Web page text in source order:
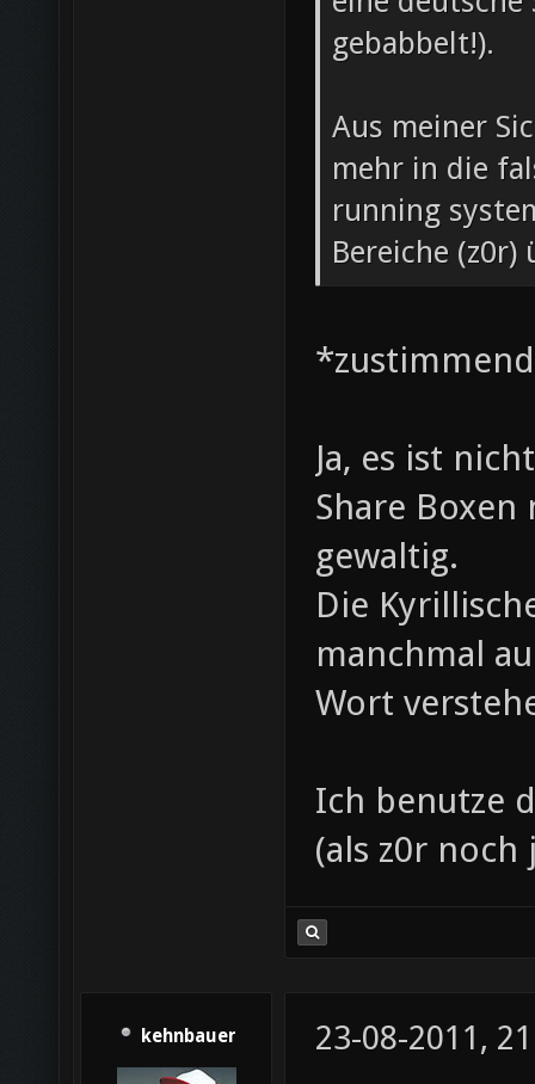
gebabbelt!).
Aus meiner
mehr in die
running
Bereiche (z0r)
Ja, es ist
Share
gewaltig.
Die
manchmal
Wort
Ich benutze
(als z0r noch
kehnbauer 23-08-2011,